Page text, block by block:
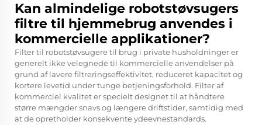
Kan almindelige robotstøvsugers
filtre til hjemmebrug anvendes i
kommercielle applikationer?
Filter til robotstøvsugere til brug i private husholdninger er
generelt ikke velegnede til kommercielle anvendelser på
grund af lavere filtreringseffektivitet, reduceret kapacitet og
kortere levetid under tunge betjeningsforhold. Filter af
kommerciel kvalitet er specielt designet til at håndtere
større mængder snavs og længere driftstider, samtidig med
at de opretholder konsekvente ydeevnestandards.